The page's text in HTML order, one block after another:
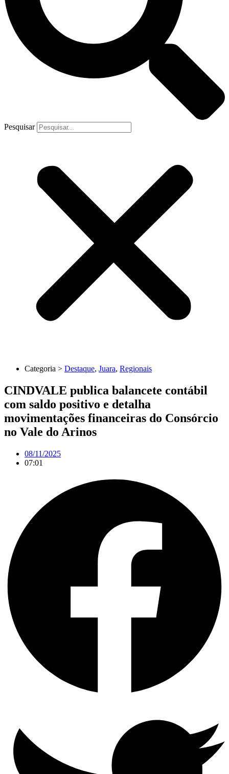
Pesquisar
Categoria > Destaque, Juara, Regionais
CINDVALE publica balancete contábil
com saldo positivo e detalha
movimentações financeiras do Consórcio
no Vale do Arinos
08/11/2025
07:01